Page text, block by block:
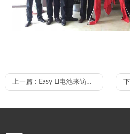
上一篇 : Easy Li电池来访问我们